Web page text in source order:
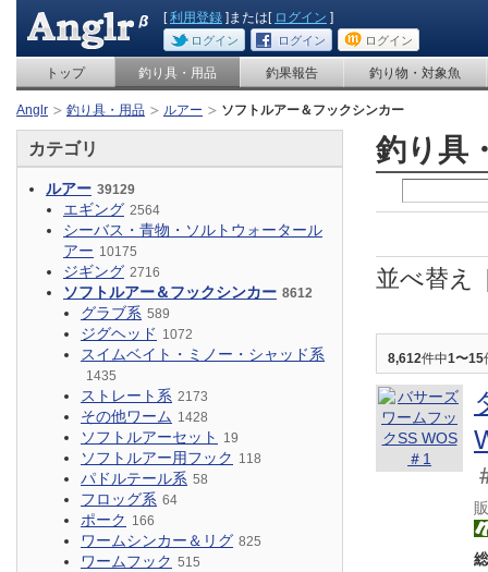
[利用登録 ]または[ ログイン ]
ログイン ログイン ログイン
トップ 釣り具・用品 釣果報告 釣り物・対象魚
Anglr 釣り具・用品 ルアー ソフトルアー＆フックシンカー
釣り具
並べ替え
8,612件中1〜15
カテゴリ
ルアー 39129
エギング 2564
シーバス・青物・ソルトウォータール
アー 10175
ジギング 2716
ソフトルアー＆フックシンカー 8612
グラブ系 589
ジグヘッド 1072
スイムベイト・ミノー・シャッド系
1435
ストレート系 2173
その他ワーム 1428
ソフトルアーセット 19
ソフトルアー用フック 118
パドルテール系 58
フロッグ系 64
ポーク 166
ワームシンカー＆リグ 825
ワームフック 515